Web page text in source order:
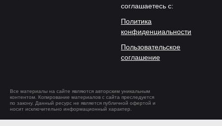
соглашаетесь с:
Политика
конфиденциальности
Пользовательское
соглашение
Все материалы на сайте являются авторским уникальным
контентом. Копирование материалов с сайта преследуется
по закону. Данный ресурс не является публичной офертой и
носит исключительно информационный характер.